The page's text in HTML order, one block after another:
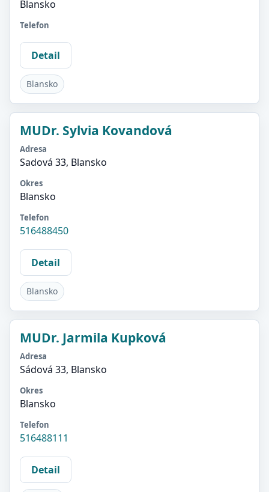
Blansko
Telefon
Detail
Blansko
MUDr. Sylvia Kovandová
Adresa
Sadová 33, Blansko
Okres
Blansko
Telefon
516488450
Detail
Blansko
MUDr. Jarmila Kupková
Adresa
Sádová 33, Blansko
Okres
Blansko
Telefon
516488111
Detail